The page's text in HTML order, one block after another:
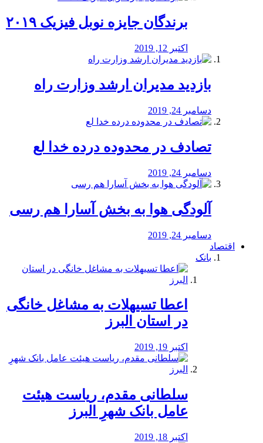
برندگان جایزه نوبل فیزیک ۲۰۱۹
اکتبر 12, 2019
بازدید مدیران ارشد وزارت راه
دسامبر 24, 2019
تصادف در محدوده درده خدا لع
دسامبر 24, 2019
آلودگی هوا به بخش آسارا هم رسی
دسامبر 24, 2019
اقتصاد
بانک
️اعطا تسیهلات به مشاغل خانگی
در استان البرز
اکتبر 19, 2019
سلطانی مقدم، ریاست هیئت
عامل بانک شهرِ البرز
اکتبر 18, 2019